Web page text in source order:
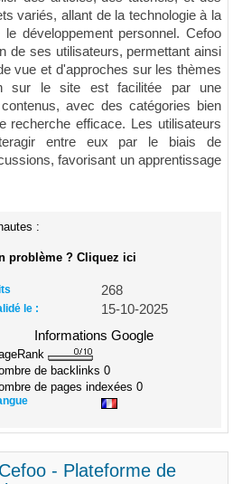
variés, allant de la technologie à la
développement personnel. Cefoo
de ses utilisateurs, permettant ainsi
vue et d'approches sur les thèmes
sur le site est facilitée par une
avec des catégories bien
recherche efficace. Les utilisateurs
entre eux par le biais de
favorisant un apprentissage
:
problème ? Cliquez ici
268
le :
15-10-2025
Informations Google
de backlinks 0
de pages indexées 0
- Plateforme de